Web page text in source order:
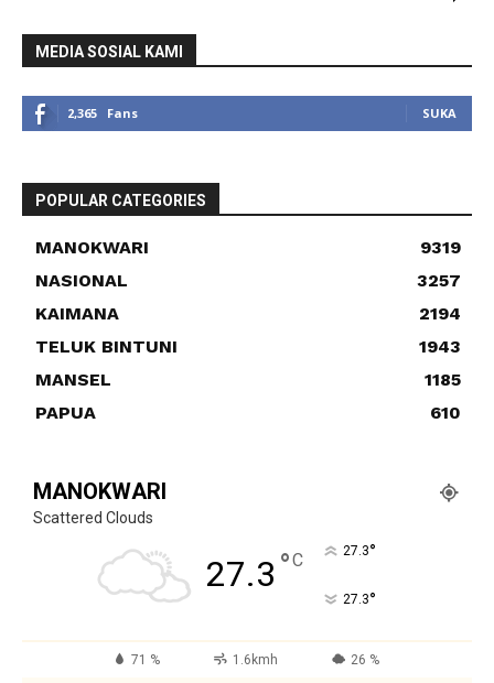
MEDIA SOSIAL KAMI
2,365 Fans SUKA
POPULAR CATEGORIES
MANOKWARI
9319
NASIONAL
3257
KAIMANA
2194
TELUK BINTUNI
1943
MANSEL
1185
PAPUA
610
MANOKWARI
Scattered Clouds
27.3 °C 27.3°
27.3°
71 % 1.6kmh 26 %